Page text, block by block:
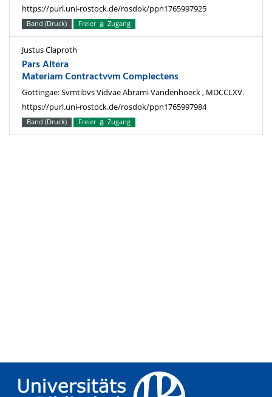
https://purl.uni-rostock.de/rosdok/ppn1765997925
Band (Druck) Freier Zugang
Justus Claproth
Pars Altera
Materiam Contractvvm Complectens
Gottingae: Svmtibvs Vidvae Abrami Vandenhoeck , MDCCLXV.
https://purl.uni-rostock.de/rosdok/ppn1765997984
Band (Druck) Freier Zugang